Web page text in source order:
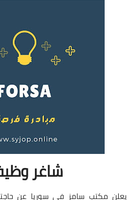
دورات
شاغر
يعلن مكتب سامز في سوريا عن